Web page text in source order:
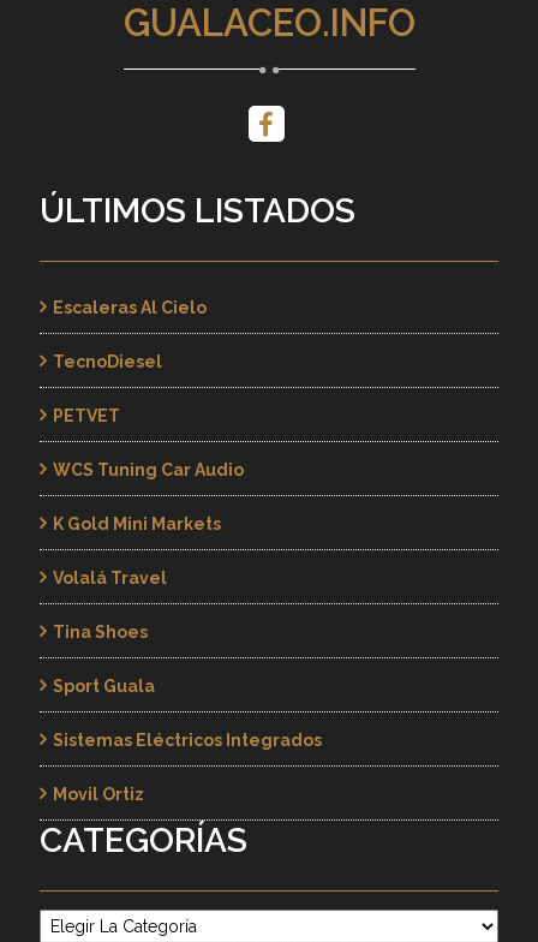
GUALACEO.INFO
ÚLTIMOS LISTADOS
Escaleras Al Cielo
TecnoDiesel
PETVET
WCS Tuning Car Audio
K Gold Mini Markets
Volalá Travel
Tina Shoes
Sport Guala
Sistemas Eléctricos Integrados
Movil Ortiz
CATEGORÍAS
Categorías